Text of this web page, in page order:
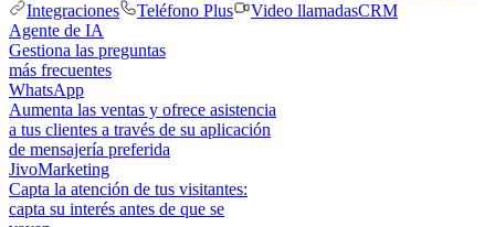
Integraciones
Teléfono Plus Video llamadasCRM
Agente de IA
Gestiona las preguntas
más frecuentes
WhatsApp
Aumenta las ventas y ofrece asistencia
a tus clientes a través de su aplicación
de mensajería preferida
JivoMarketing
Capta la atención de tus visitantes:
capta su interés antes de que se